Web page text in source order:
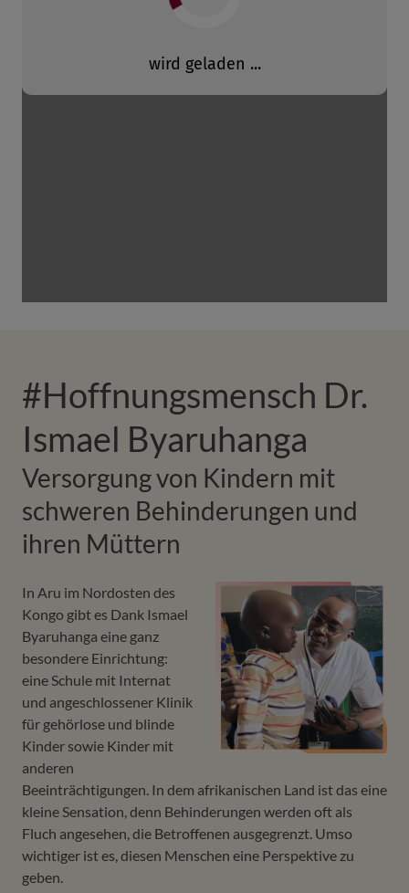
#Hoffnungsmensch Dr.
Ismael Byaruhanga
Versorgung von Kindern mit
schweren Behinderungen und
ihren Müttern
In Aru im Nordosten des
Kongo gibt es Dank Ismael
Byaruhanga eine ganz
besondere Einrichtung:
eine Schule mit Internat
und angeschlossener Klinik
für gehörlose und blinde
Kinder sowie Kinder mit
anderen
Beeinträchtigungen. In dem afrikanischen Land ist das eine
kleine Sensation, denn Behinderungen werden oft als
Fluch angesehen, die Betroffenen ausgegrenzt. Umso
wichtiger ist es, diesen Menschen eine Perspektive zu
geben.